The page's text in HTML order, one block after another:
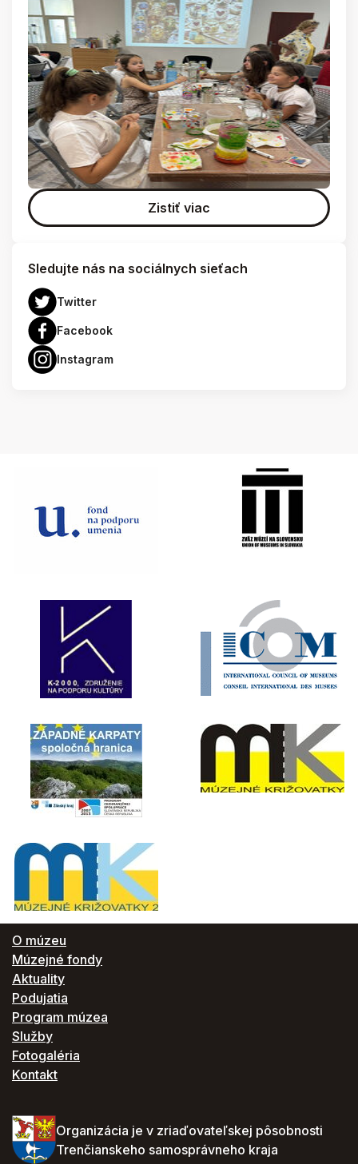
Zistiť viac
Sledujte nás na sociálnych sieťach
Twitter
Facebook
Instagram
O múzeu
Múzejné fondy
Aktuality
Podujatia
Program múzea
Služby
Fotogaléria
Kontakt
Organizácia je v zriaďovateľskej pôsobnosti
Trenčianskeho samosprávneho kraja